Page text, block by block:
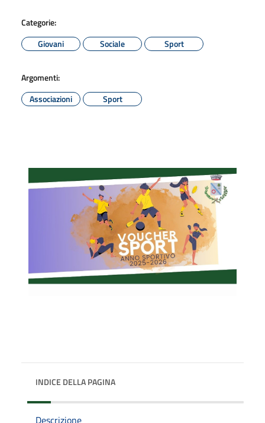
Categorie:
Giovani
Sociale Sport
Argomenti:
Associazioni
Sport
INDICE DELLA PAGINA
Descrizione